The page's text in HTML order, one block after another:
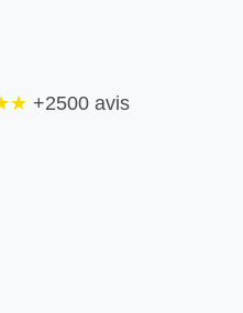
★ +2500 avis